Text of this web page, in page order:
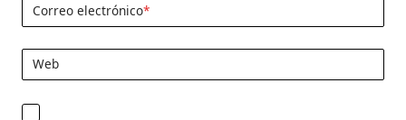
Correo electrónico*
Web